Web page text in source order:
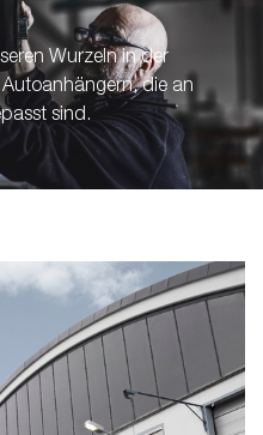
Wurzeln in der
die an
sind.